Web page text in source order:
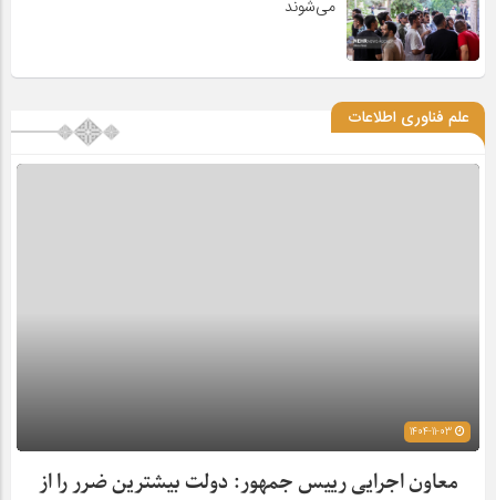
می‌شوند
علم فناوری اطلاعات
معاون اجرایی رییس جمهور: دولت بیشترین ضرر را از